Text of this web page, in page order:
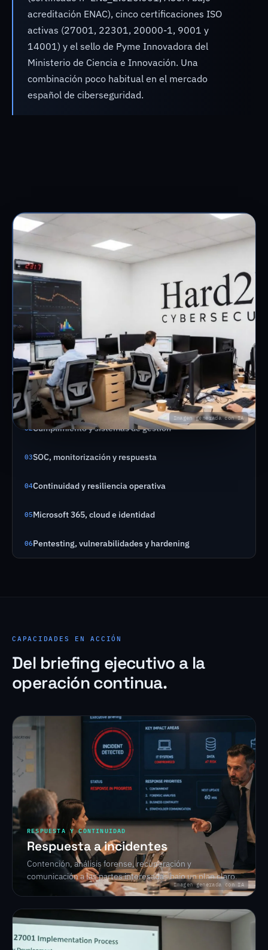
acreditación ENAC), cinco certificaciones ISO
activas (27001, 22301, 20000-1, 9001 y
14001) y el sello de Pyme Innovadora del
Ministerio de Ciencia e Innovación. Una
combinación poco habitual en el mercado
español de ciberseguridad.
Imagen generada con IA
CAPACIDADES
01Auditorías y evaluaciones técnicas
02Cumplimiento y sistemas de gestión
03SOC, monitorización y respuesta
04Continuidad y resiliencia operativa
05Microsoft 365, cloud e identidad
06Pentesting, vulnerabilidades y hardening
CAPACIDADES EN ACCIÓN
Del briefing ejecutivo a la
operación continua.
Imagen generada con IA
RESPUESTA Y CONTINUIDAD
Respuesta a incidentes
Contención, análisis forense, recuperación y
comunicación a las partes interesadas bajo un plan claro.